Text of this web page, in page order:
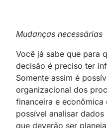
Mudanças necessárias
Você já sabe que para
decisão é preciso ter
Somente assim é
organizacional dos
financeira e econômica
possível analisar
que deverão ser